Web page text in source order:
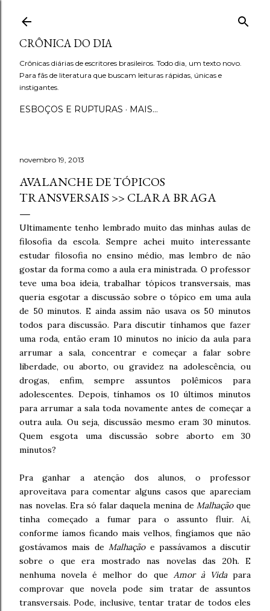
CRÔNICA DO DIA
Crônicas diárias de escritores brasileiros. Todo dia, um texto novo.
Para fãs de literatura que buscam leituras rápidas, únicas e
instigantes.
ESBOÇOS E RUPTURAS MAIS…
novembro 19, 2013
AVALANCHE DE TÓPICOS
TRANSVERSAIS >> CLARA BRAGA
Ultimamente tenho lembrado muito das minhas aulas de
filosofia da escola. Sempre achei muito interessante
estudar filosofia no ensino médio, mas lembro de não
gostar da forma como a aula era ministrada. O professor
teve uma boa ideia, trabalhar tópicos transversais, mas
queria esgotar a discussão sobre o tópico em uma aula
de 50 minutos. E ainda assim não usava os 50 minutos
todos para discussão. Para discutir tínhamos que fazer
uma roda, então eram 10 minutos no início da aula para
arrumar a sala, concentrar e começar a falar sobre
liberdade, ou aborto, ou gravidez na adolescência, ou
drogas, enfim, sempre assuntos polêmicos para
adolescentes. Depois, tínhamos os 10 últimos minutos
para arrumar a sala toda novamente antes de começar a
outra aula. Ou seja, discussão mesmo eram 30 minutos.
Quem esgota uma discussão sobre aborto em 30
minutos?
Pra ganhar a atenção dos alunos, o professor
aproveitava para comentar alguns casos que apareciam
nas novelas. Era só falar daquela menina deMalhaçãoque
tinha começado a fumar para o assunto fluir. Aí,
conforme íamos ficando mais velhos, fingíamos que não
gostávamos mais deMalhaçãoe passávamos a discutir
sobre o que era mostrado nas novelas das 20h. E
nenhuma novela é melhor do que Amor à Vidapara
comprovar que novela pode sim tratar de assuntos
transversais. Pode, inclusive, tentar tratar de todos eles